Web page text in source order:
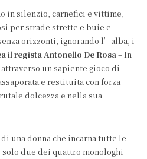
in silenzio, carnefici e vittime,
per strade strette e buie e
orizzonti, ignorando l’alba, i
il regista Antonello De Rosa– In
un sapiente gioco di
e restituita con forza
dolcezza e nella sua
una donna che incarna tutte le
due dei quattro monologhi